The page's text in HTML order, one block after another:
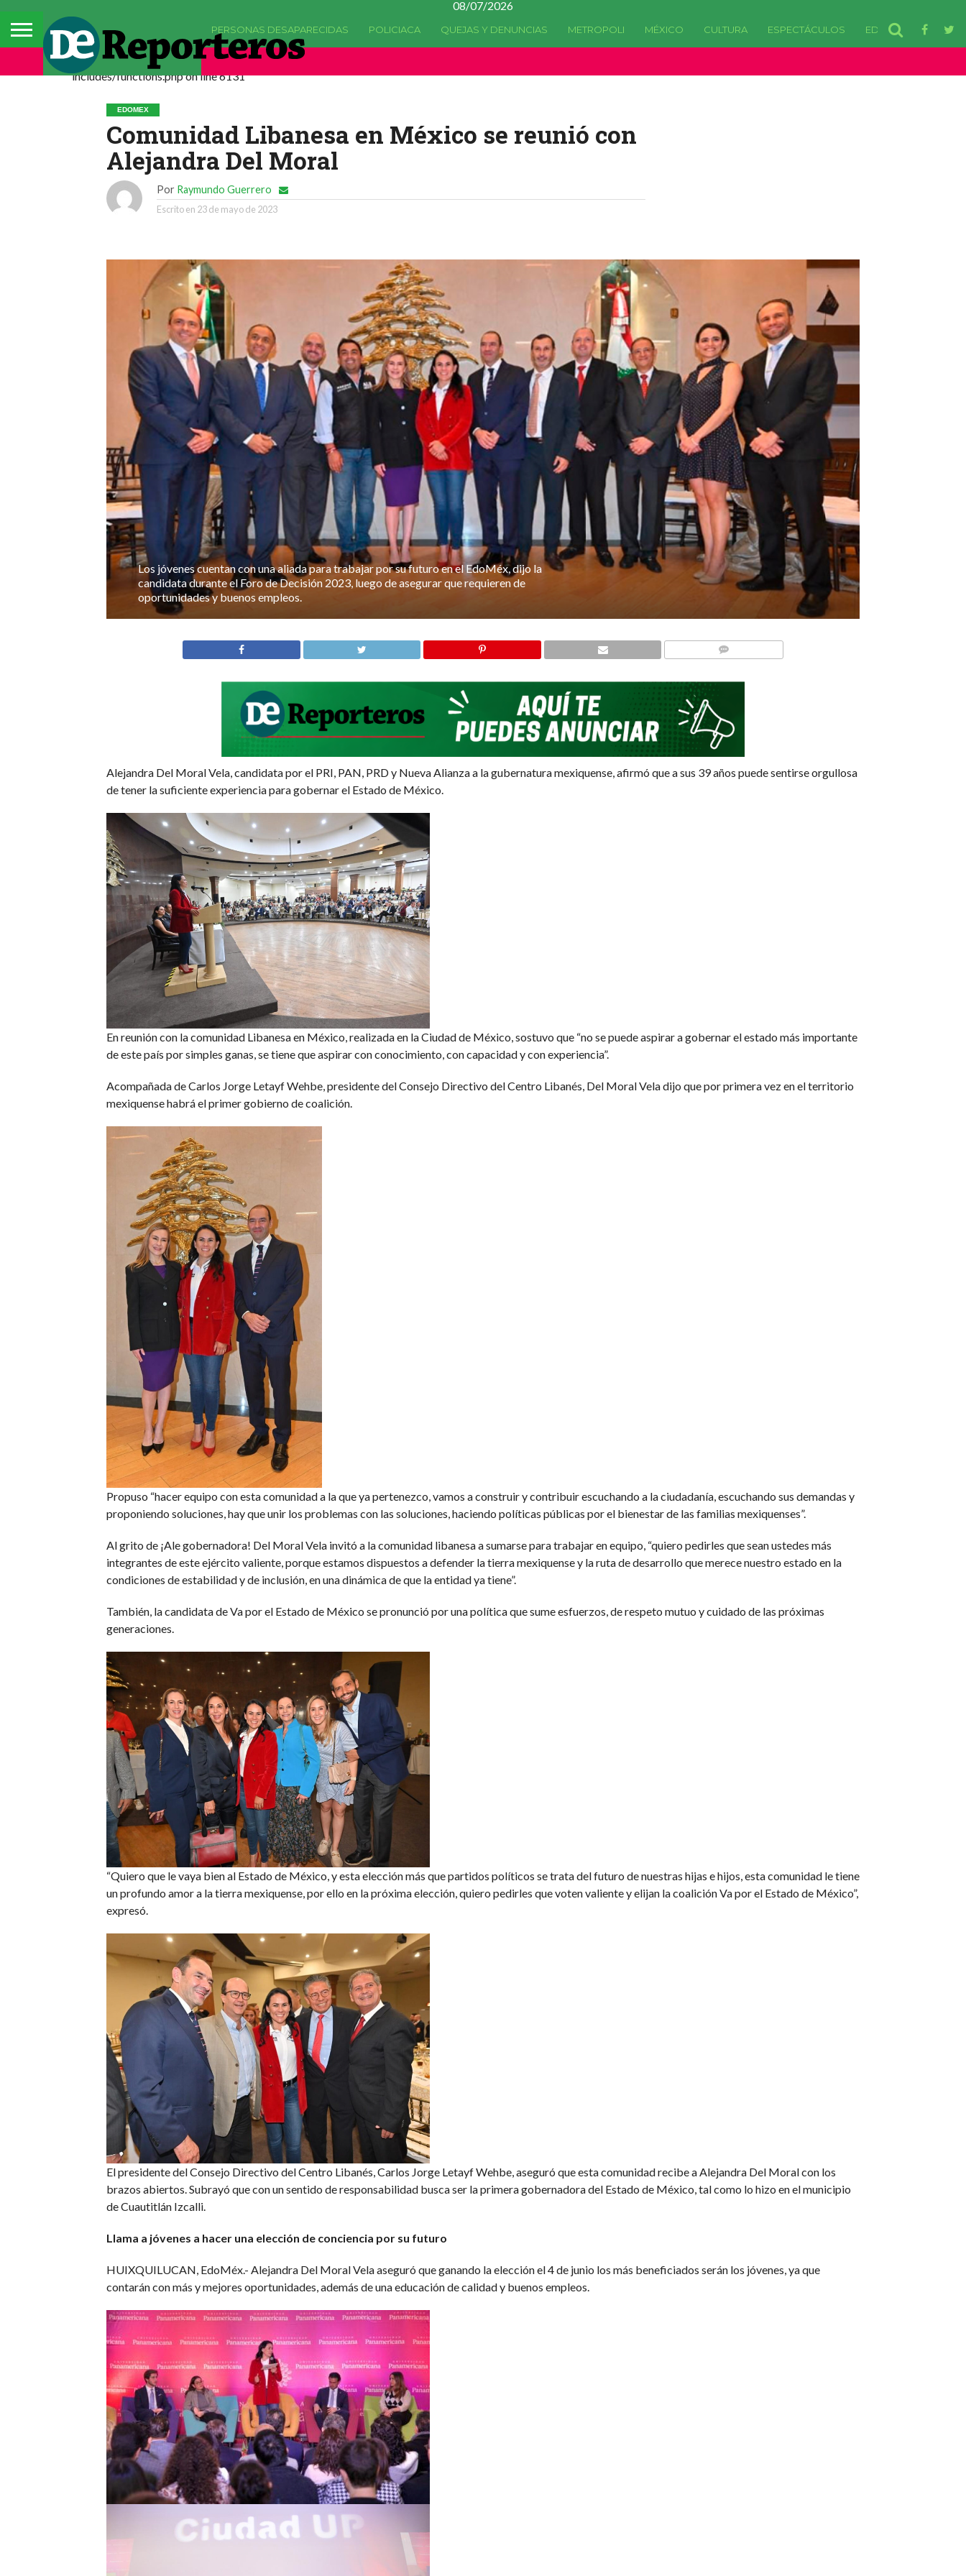
08/07/2026
PERSONAS DESAPARECIDAS POLICIACA QUEJAS Y DENUNCIAS METROPOLI MÉXICO CULTURA ESPECTÁCULOS EDOMEX
Deprecated: La función comments_popup_script ha quedado
includes/functions.php on line 6131
EDOMEX
Comunidad Libanesa en México se reunió con
Alejandra Del Moral
Por Raymundo Guerrero
Escrito en 23 de mayo de 2023
Los jóvenes cuentan con una aliada para trabajar por su futuro en el EdoMéx, dijo la
candidata durante el Foro de Decisión 2023, luego de asegurar que requieren de
oportunidades y buenos empleos.
Alejandra Del Moral Vela, candidata por el PRI, PAN, PRD y Nueva Alianza a la gubernatura mexiquense, afirmó que a sus 39 años puede sentirse orgullosa
de tener la suficiente experiencia para gobernar el Estado de México.
En reunión con la comunidad Libanesa en México, realizada en la Ciudad de México, sostuvo que “no se puede aspirar a gobernar el estado más importante
de este país por simples ganas, se tiene que aspirar con conocimiento, con capacidad y con experiencia”.
Acompañada de Carlos Jorge Letayf Wehbe, presidente del Consejo Directivo del Centro Libanés, Del Moral Vela dijo que por primera vez en el territorio
mexiquense habrá el primer gobierno de coalición.
Propuso “hacer equipo con esta comunidad a la que ya pertenezco, vamos a construir y contribuir escuchando a la ciudadanía, escuchando sus demandas y
proponiendo soluciones, hay que unir los problemas con las soluciones, haciendo políticas públicas por el bienestar de las familias mexiquenses”.
Al grito de ¡Ale gobernadora! Del Moral Vela invitó a la comunidad libanesa a sumarse para trabajar en equipo, “quiero pedirles que sean ustedes más
integrantes de este ejército valiente, porque estamos dispuestos a defender la tierra mexiquense y la ruta de desarrollo que merece nuestro estado en la
condiciones de estabilidad y de inclusión, en una dinámica de que la entidad ya tiene”.
También, la candidata de Va por el Estado de México se pronunció por una política que sume esfuerzos, de respeto mutuo y cuidado de las próximas
generaciones.
“Quiero que le vaya bien al Estado de México, y esta elección más que partidos políticos se trata del futuro de nuestras hijas e hijos, esta comunidad le tiene
un profundo amor a la tierra mexiquense, por ello en la próxima elección, quiero pedirles que voten valiente y elijan la coalición Va por el Estado de México”,
expresó.
El presidente del Consejo Directivo del Centro Libanés, Carlos Jorge Letayf Wehbe, aseguró que esta comunidad recibe a Alejandra Del Moral con los
brazos abiertos. Subrayó que con un sentido de responsabilidad busca ser la primera gobernadora del Estado de México, tal como lo hizo en el municipio
de Cuautitlán Izcalli.
Llama a jóvenes a hacer una elección de conciencia por su futuro
HUIXQUILUCAN, EdoMéx.- Alejandra Del Moral Vela aseguró que ganando la elección el 4 de junio los más beneficiados serán los jóvenes, ya que
contarán con más y mejores oportunidades, además de una educación de calidad y buenos empleos.